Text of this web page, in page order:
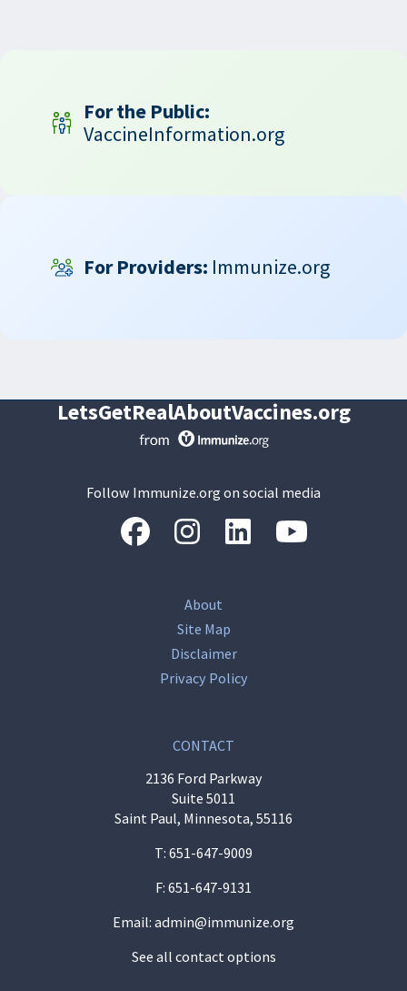
For the Public:
VaccineInformation.org
For Providers: Immunize.org
LetsGetRealAboutVaccines.org
Follow Immunize.org on social media
“Facebook“Instagram“LinkedIn
About
Site Map
Disclaimer
Privacy Policy
CONTACT
2136 Ford Parkway
Suite 5011
Saint Paul, Minnesota, 55116
T: 651-647-9009
F: 651-647-9131
Email: admin@immunize.org
See all contact options